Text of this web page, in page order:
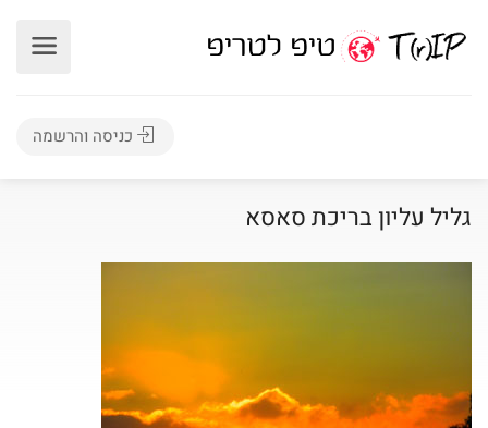
כניסה והרשמה
גליל עליון בריכת סאסא